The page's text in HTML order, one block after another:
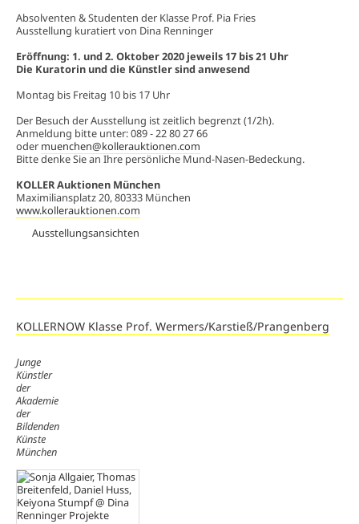
Absolventen & Studenten der Klasse Prof. Pia Fries
Ausstellung kuratiert von Dina Renninger
Eröffnung: 1. und 2. Oktober 2020 jeweils 17 bis 21 Uhr
Die Kuratorin und die Künstler sind anwesend
Montag bis Freitag 10 bis 17 Uhr
Der Besuch der Ausstellung ist zeitlich begrenzt (1/2h).
Anmeldung bitte unter: 089 - 22 80 27 66
oder muenchen@kollerauktionen.com
Bitte denke Sie an Ihre persönliche Mund-Nasen-Bedeckung.
KOLLER Auktionen München
Maximiliansplatz 20, 80333 München
www.kollerauktionen.com
Ausstellungsansichten
KOLLERNOW Klasse Prof. Wermers/Karstieß/Prangenberg
Junge
Künstler
der
Akademie
der
Bildenden
Künste
München